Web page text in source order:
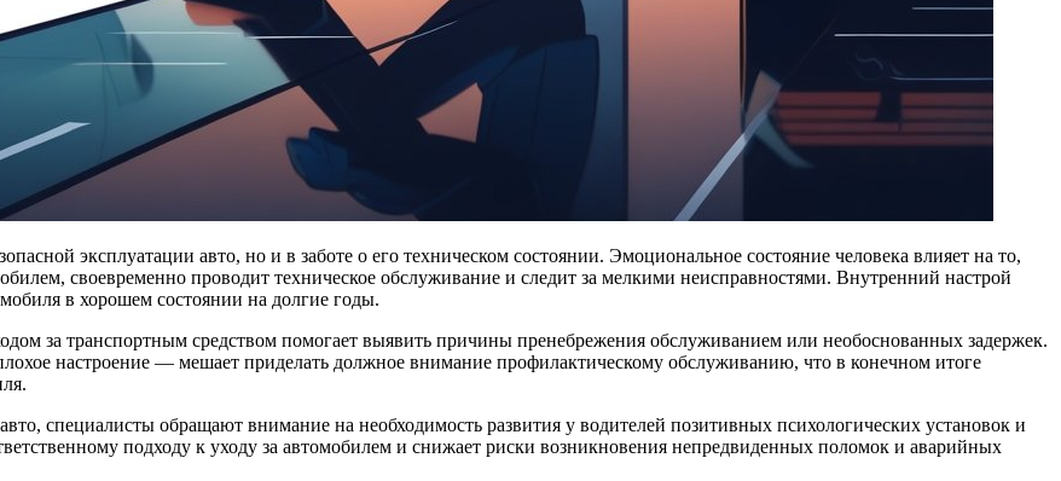
эксплуатации авто, но и в заботе о его техническом состоянии. Эмоциональное состояние человека влияет на то,
своевременно проводит техническое обслуживание и следит за мелкими неисправностями. Внутренний настрой
в хорошем состоянии на долгие годы.
за транспортным средством помогает выявить причины пренебрежения обслуживанием или необоснованных задержек.
настроение — мешает приделать должное внимание профилактическому обслуживанию, что в конечном итоге
специалисты обращают внимание на необходимость развития у водителей позитивных психологических установок и
подходу к уходу за автомобилем и снижает риски возникновения непредвиденных поломок и аварийных